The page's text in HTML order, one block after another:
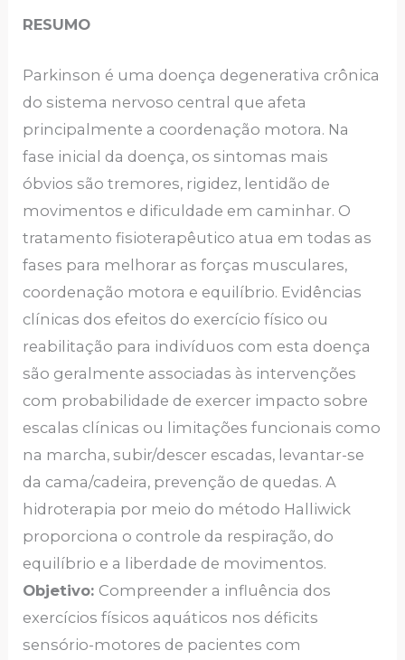
RESUMO
Parkinson é uma doença degenerativa crônica
do sistema nervoso central que afeta
principalmente a coordenação motora. Na
fase inicial da doença, os sintomas mais
óbvios são tremores, rigidez, lentidão de
movimentos e dificuldade em caminhar. O
tratamento fisioterapêutico atua em todas as
fases para melhorar as forças musculares,
coordenação motora e equilíbrio. Evidências
clínicas dos efeitos do exercício físico ou
reabilitação para indivíduos com esta doença
são geralmente associadas às intervenções
com probabilidade de exercer impacto sobre
escalas clínicas ou limitações funcionais como
na marcha, subir/descer escadas, levantar-se
da cama/cadeira, prevenção de quedas. A
hidroterapia por meio do método Halliwick
proporciona o controle da respiração, do
equilíbrio e a liberdade de movimentos.
Objetivo: Compreender a influência dos
exercícios físicos aquáticos nos déficits
sensório-motores de pacientes com